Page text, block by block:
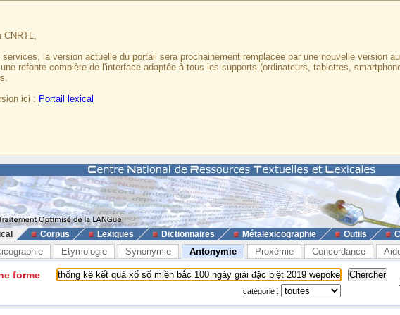
CNRTL,
la version actuelle du portail sera prochainement remplacée par une nouvelle version au
refonte complète de l'interface adaptée à tous les supports (ordinateurs, tablettes,
ici : Portail lexical
Corpus Lexiques Dictionnaires Métalexicographie Outils
Etymologie Synonymie Antonymie Proxémie Concordance
forme
catégorie :